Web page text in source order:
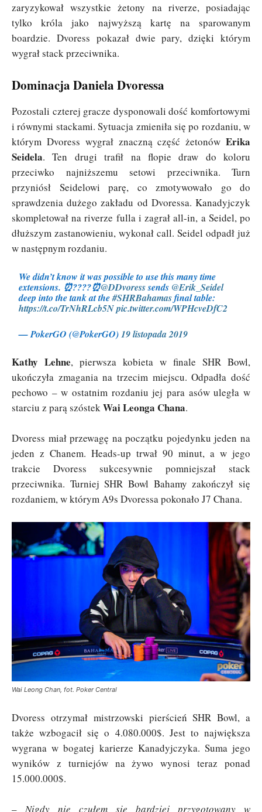
zaryzykował wszystkie żetony na riverze, posiadając
tylko króla jako najwyższą kartę na sparowanym
boardzie. Dvoress pokazał dwie pary, dzięki którym
wygrał stack przeciwnika.
Dominacja Daniela Dvoressa
Pozostali czterej gracze dysponowali dość komfortowymi
i równymi stackami. Sytuacja zmieniła się po rozdaniu, w
którym Dvoress wygrał znaczną część żetonów Erika
Seidela. Ten drugi trafił na flopie draw do koloru
przeciwko najniższemu setowi przeciwnika. Turn
przyniósł Seidelowi parę, co zmotywowało go do
sprawdzenia dużego zakładu od Dvoressa. Kanadyjczyk
skompletował na riverze fulla i zagrał all-in, a Seidel, po
dłuższym zastanowieniu, wykonał call. Seidel odpadł już
w następnym rozdaniu.
We didn’t know it was possible to use this many time
extensions. ⏰????⏰@DDvoresssends @Erik_Seidel
deep into the tank at the#SHRBahamasfinal table:
https://t.co/TrNhRLcb5Npic.twitter.com/WPHcveDfC2
— PokerGO (@PokerGO)19 listopada 2019
Kathy Lehne, pierwsza kobieta w finale SHR Bowl,
ukończyła zmagania na trzecim miejscu. Odpadła dość
pechowo – w ostatnim rozdaniu jej para asów uległa w
starciu z parą szóstekWai Leonga Chana.
Dvoress miał przewagę na początku pojedynku jeden na
jeden z Chanem. Heads-up trwał 90 minut, a w jego
trakcie Dvoress sukcesywnie pomniejszał stack
przeciwnika. Turniej SHR Bowl Bahamy zakończył się
rozdaniem, w którym A9s Dvoressa pokonało J7 Chana.
Wai Leong Chan, fot. Poker Central
Dvoress otrzymał mistrzowski pierścień SHR Bowl, a
także wzbogacił się o 4.080.000$. Jest to największa
wygrana w bogatej karierze Kanadyjczyka. Suma jego
wyników z turniejów na żywo wynosi teraz ponad
15.000.000$.
– Nigdy nie czułem się bardziej przygotowany w